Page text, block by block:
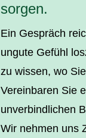
sorgen.
Ein Gespräch
ungute Gefühl
zu wissen, wo
Vereinbaren Sie
unverbindlichen
Wir nehmen uns